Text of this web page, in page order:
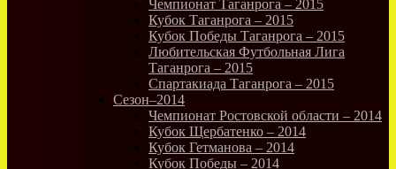
Чемпионат Таганрога – 2015
Кубок Таганрога – 2015
Кубок Победы Таганрога – 2015
Любительская Футбольная Лига
Таганрога – 2015
Спартакиада Таганрога – 2015
Сезон–2014
Чемпионат Ростовской области – 2014
Кубок Щербатенко – 2014
Кубок Гетманова – 2014
Кубок Победы – 2014